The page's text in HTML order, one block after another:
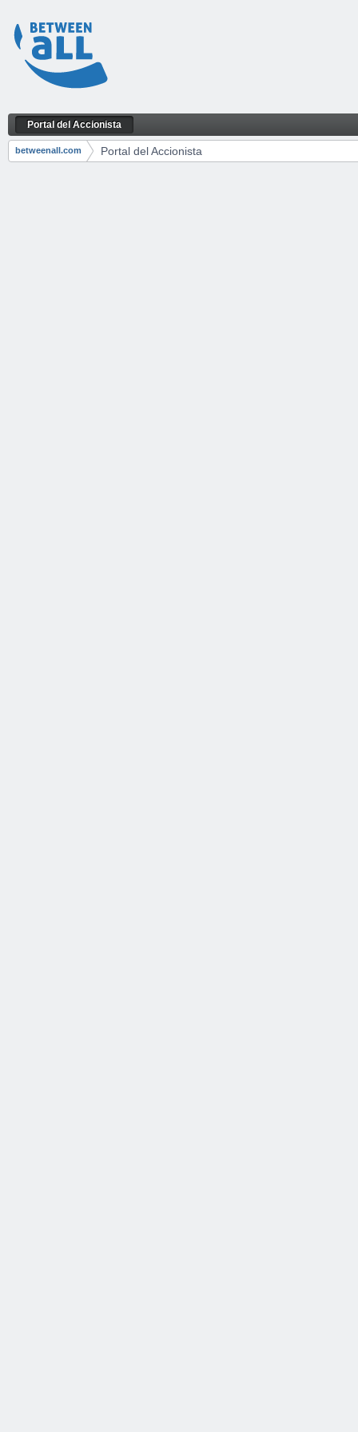
Saltar al contenido
Portal del Accionista
Navegación
Portal del Accionista
Camino de migas
betweenall.com Portal del Accionista